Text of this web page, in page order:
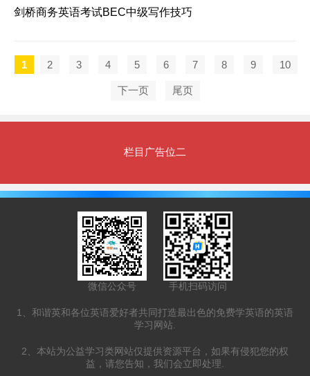
剑桥商务英语考试BEC中级写作技巧
1 2 3 4 5 6 7 8 9 10
下一页 尾页
栏目广告位二
微信公众号 手机扫码访问
1、和谐英和各位英语爱好者共同打造最出色的免费学英语的英语
学习网站.
2、本站为公益学习类网站仅提供资源平台，如果有侵犯您的权
益，请您告知，我们会立即处理.